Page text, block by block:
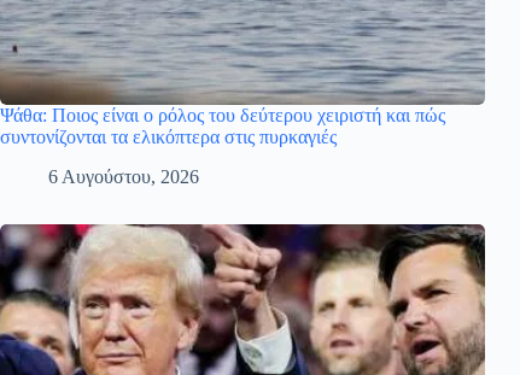
Ψάθα: Ποιος είναι ο ρόλος του δεύτερου χειριστή και πώς
συντονίζονται τα ελικόπτερα στις πυρκαγιές
6 Αυγούστου, 2026